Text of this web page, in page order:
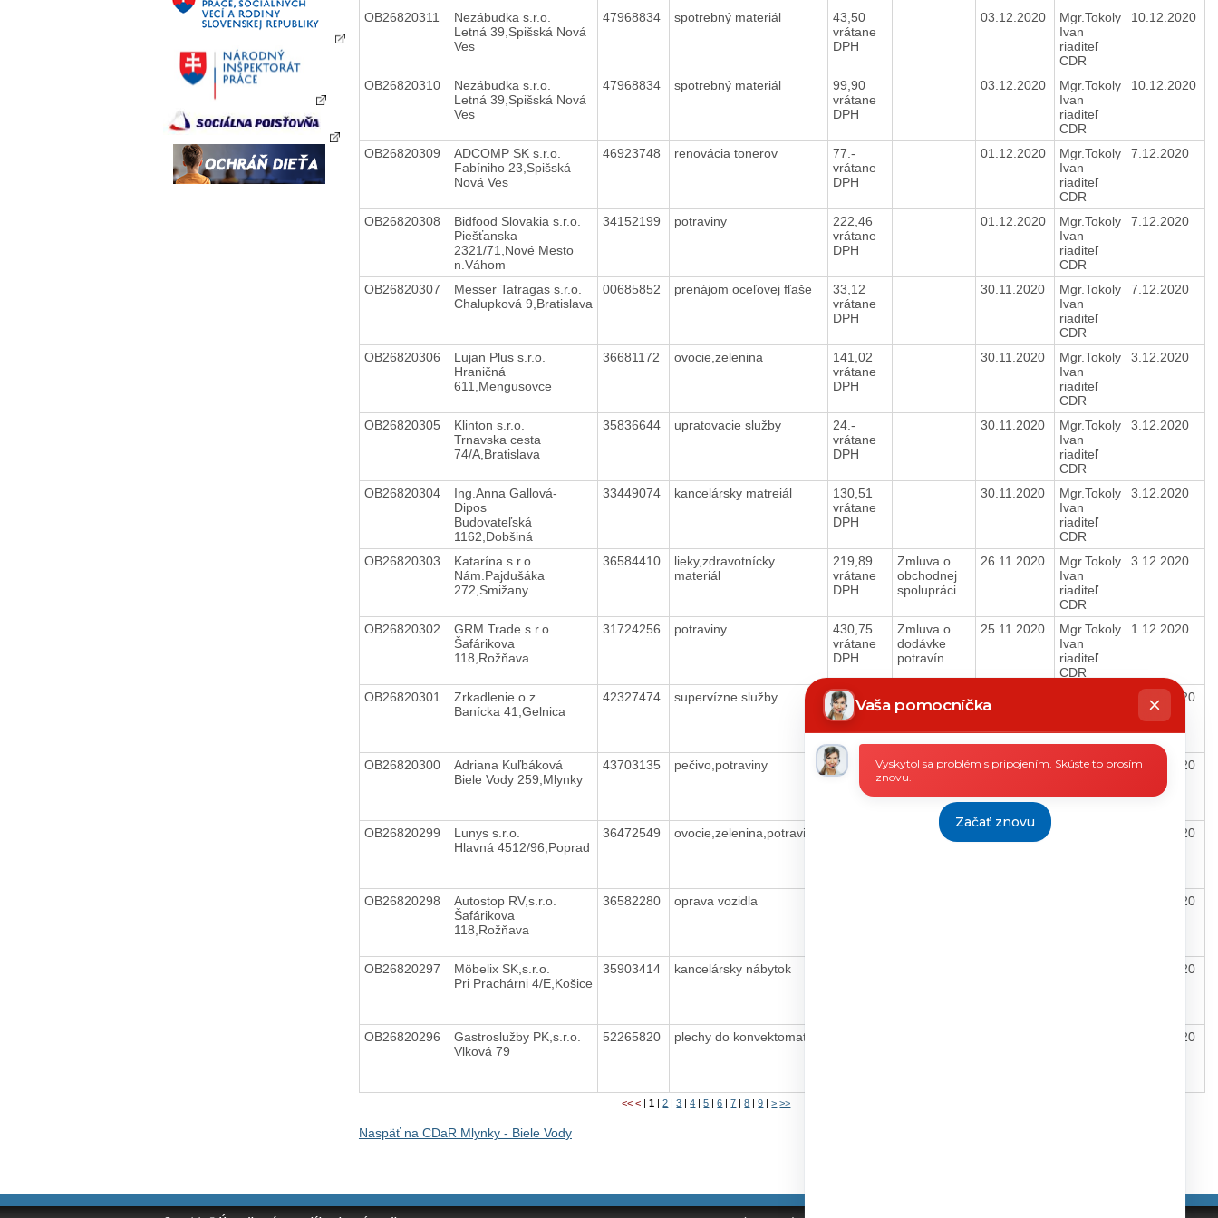
OB26820311
Nezábudka s.r.o.
Letná 39,Spišská Nová
Ves
47968834 spotrebný materiál
43,50
vrátane
DPH
03.12.2020
Mgr.Tokoly
Ivan
riaditeľ
CDR
10.12.2020
OB26820310
Nezábudka s.r.o.
Letná 39,Spišská Nová
Ves
47968834 spotrebný materiál
99,90
vrátane
DPH
03.12.2020
Mgr.Tokoly
Ivan
riaditeľ
CDR
10.12.2020
OB26820309
ADCOMP SK s.r.o.
Fabíniho 23,Spišská
Nová Ves
46923748 renovácia tonerov
77.-
vrátane
DPH
01.12.2020
Mgr.Tokoly
Ivan
riaditeľ
CDR
7.12.2020
OB26820308
Bidfood Slovakia s.r.o.
Piešťanska
2321/71,Nové Mesto
n.Váhom
34152199 potraviny
222,46
vrátane
DPH
01.12.2020
Mgr.Tokoly
Ivan
riaditeľ
CDR
7.12.2020
OB26820307
Messer Tatragas s.r.o.
Chalupková 9,Bratislava
00685852 prenájom oceľovej fľaše
33,12
vrátane
DPH
30.11.2020
Mgr.Tokoly
Ivan
riaditeľ
CDR
7.12.2020
OB26820306
Lujan Plus s.r.o.
Hraničná
611,Mengusovce
36681172 ovocie,zelenina
141,02
vrátane
DPH
30.11.2020
Mgr.Tokoly
Ivan
riaditeľ
CDR
3.12.2020
OB26820305
Klinton s.r.o.
Trnavska cesta
74/A,Bratislava
35836644 upratovacie služby
24.-
vrátane
DPH
30.11.2020
Mgr.Tokoly
Ivan
riaditeľ
CDR
3.12.2020
OB26820304
Ing.Anna Gallová-
Dipos
Budovateľská
1162,Dobšiná
33449074 kancelársky matreiál
130,51
vrátane
DPH
30.11.2020
Mgr.Tokoly
Ivan
riaditeľ
CDR
3.12.2020
OB26820303
Katarína s.r.o.
Nám.Pajdušáka
272,Smižany
36584410
lieky,zdravotnícky
materiál
219,89
vrátane
DPH
Zmluva o
obchodnej
spolupráci
26.11.2020
Mgr.Tokoly
Ivan
riaditeľ
CDR
3.12.2020
OB26820302
GRM Trade s.r.o.
Šafárikova
118,Rožňava
31724256 potraviny
430,75
vrátane
DPH
Zmluva o
dodávke
potravín
25.11.2020
Mgr.Tokoly
Ivan
riaditeľ
CDR
1.12.2020
OB26820301
Zrkadlenie o.z.
Banícka 41,Gelnica
42327474 supervízne služby
135.-
bez DPH
30.11.2020
OB26820300
Adriana Kuľbáková
Biele Vody 259,Mlynky
43703135 pečivo,potraviny
419,25
vrátane
25.11.2020
Mgr.Tokoly
riaditeľ
30.11.2020
OB26820299
Lunys s.r.o.
Hlavná 4512/96,Poprad
36472549 ovocie,zelenina,potraviny 20.11.2020 26.11.2020
OB26820298
Autostop RV,s.r.o.
Šafárikova
118,Rožňava
36582280 oprava vozidla 26.11.2020
OB26820297
Möbelix SK,s.r.o.
Pri Prachárni 4/E,Košice
35903414 kancelársky nábytok 26.11.2020
OB26820296
Gastroslužby PK,s.r.o.
Vlková 79
52265820 plechy do konvektomatu 26.11.2020
<< < |1 |2 |3 |4 |5 |6 |7 |8 |9 |> >>
Naspäť na CDaR Mlynky - Biele Vody
Vaša pomocníčka
Chatbot
píše
Vyskytol sa problém s pripojením. Skúste to prosím
znovu.
Začať znovu